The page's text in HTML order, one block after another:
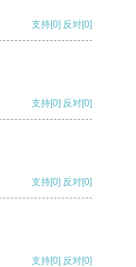
支持[0] 反对[0]
支持[0] 反对[0]
支持[0] 反对[0]
支持[0] 反对[0]